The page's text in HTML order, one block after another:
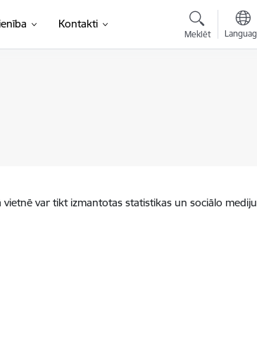
Kontakti
Meklēt
var tikt izmantotas statistikas un sociālo mediju